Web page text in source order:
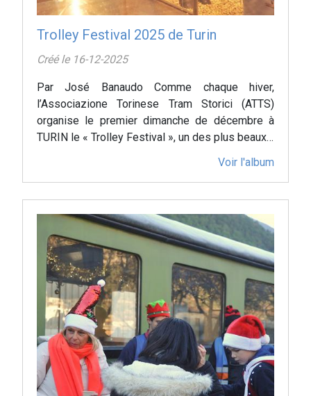
Trolley Festival 2025 de Turin
Créé le 16-12-2025
Par José Banaudo Comme chaque hiver,
l’Associazione Torinese Tram Storici (ATTS)
organise le premier dimanche de décembre à
TURIN le « Trolley Festival », un des plus beaux…
Voir l'album